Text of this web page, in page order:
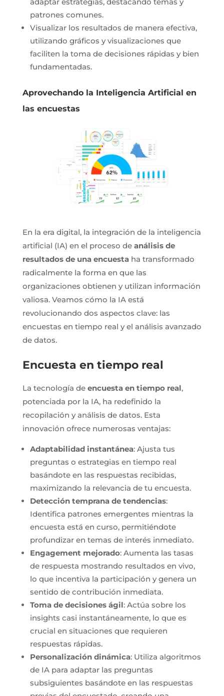
patrones comunes.
Visualizar los resultados de manera efectiva,
utilizando gráficos y visualizaciones que
faciliten la toma de decisiones rápidas y bien
fundamentadas.
Aprovechando la Inteligencia Artificial en
las encuestas
En la era digital, la integración de la inteligencia
artificial (IA) en el proceso de análisis de
resultados de una encuestaha transformado
radicalmente la forma en que las
organizaciones obtienen y utilizan información
valiosa. Veamos cómo la IA está
revolucionando dos aspectos clave: las
encuestas en tiempo real y el análisis avanzado
de datos.
Encuesta en tiempo real
La tecnología de encuesta en tiempo real,
potenciada por la IA, ha redefinido la
recopilación y análisis de datos. Esta
innovación ofrece numerosas ventajas:
Adaptabilidad instantánea: Ajusta tus
preguntas o estrategias en tiempo real
basándote en las respuestas recibidas,
maximizando la relevancia de tu encuesta.
Detección temprana de tendencias:
Identifica patrones emergentes mientras la
encuesta está en curso, permitiéndote
profundizar en temas de interés inmediato.
Engagement mejorado: Aumenta las tasas
de respuesta mostrando resultados en vivo,
lo que incentiva la participación y genera un
sentido de contribución inmediata.
Toma de decisiones ágil: Actúa sobre los
insights casi instantáneamente, lo que es
crucial en situaciones que requieren
respuestas rápidas.
Personalización dinámica: Utiliza algoritmos
de IA para adaptar las preguntas
subsiguientes basándote en las respuestas